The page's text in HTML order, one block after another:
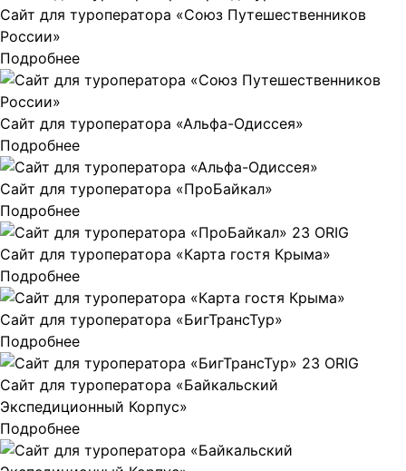
Сайт для туроператора «Союз Путешественников
России»
Подробнее
Сайт для туроператора «Альфа-Одиссея»
Подробнее
Сайт для туроператора «ПроБайкал»
Подробнее
Сайт для туроператора «Карта гостя Крыма»
Подробнее
Сайт для туроператора «БигТрансТур»
Подробнее
Сайт для туроператора «Байкальский
Экспедиционный Корпус»
Подробнее